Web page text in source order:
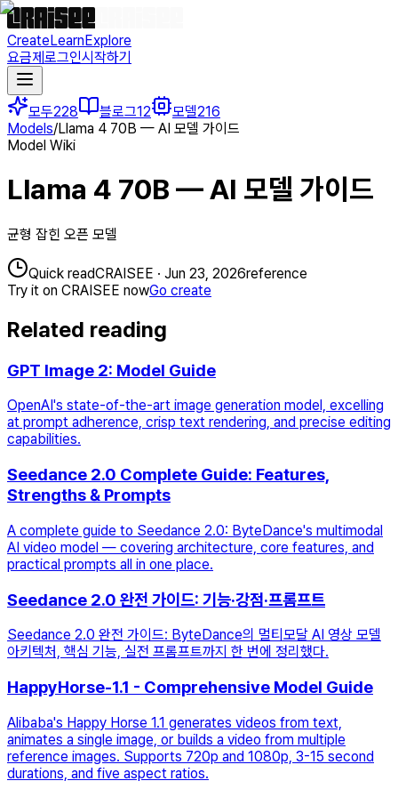
CreateLearnExplore
요금제로그인시작하기
모두228 블로그12 모델216
Models/Llama 4 70B — AI 모델 가이드
Model Wiki
Llama 4 70B — AI 모델 가이드
균형 잡힌 오픈 모델
Quick readCRAISEE · Jun 23, 2026reference
Try it on CRAISEE nowGo create
Related reading
GPT Image 2: Model Guide
OpenAI's state-of-the-art image generation model, excelling
at prompt adherence, crisp text rendering, and precise editing
capabilities.
Seedance 2.0 Complete Guide: Features,
Strengths & Prompts
A complete guide to Seedance 2.0: ByteDance's multimodal
AI video model — covering architecture, core features, and
practical prompts all in one place.
Seedance 2.0 완전 가이드: 기능·강점·프롬프트
Seedance 2.0 완전 가이드: ByteDance의 멀티모달 AI 영상 모델
아키텍처, 핵심 기능, 실전 프롬프트까지 한 번에 정리했다.
HappyHorse-1.1 - Comprehensive Model Guide
Alibaba's Happy Horse 1.1 generates videos from text,
animates a single image, or builds a video from multiple
reference images. Supports 720p and 1080p, 3-15 second
durations, and five aspect ratios.